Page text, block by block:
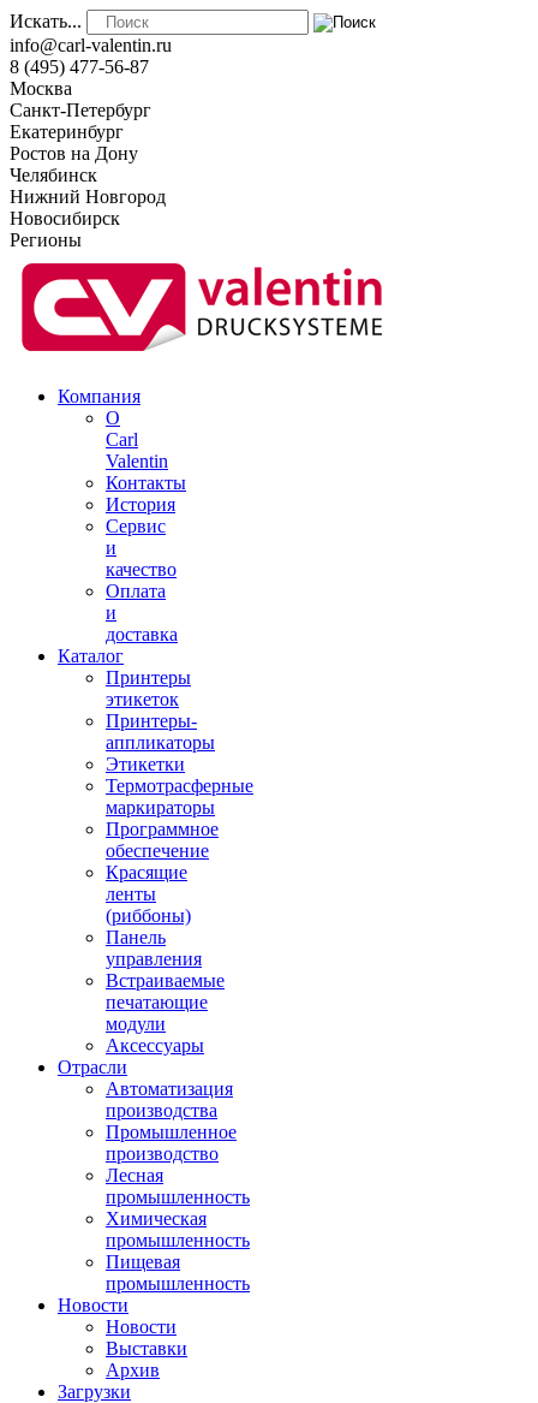
Искать...
info@carl-valentin.ru
8 (495) 477-56-87
Москва
Санкт-Петербург
Екатеринбург
Ростов на Дону
Челябинск
Нижний Новгород
Новосибирск
Регионы
Компания
О
Carl
Valentin
Контакты
История
Сервис
и
качество
Оплата
и
доставка
Каталог
Принтеры
этикеток
Принтеры-
аппликаторы
Этикетки
Термотрасферные
маркираторы
Программное
обеспечение
Красящие
ленты
(риббоны)
Панель
управления
Встраиваемые
печатающие
модули
Аксессуары
Отрасли
Автоматизация
производства
Промышленное
производство
Лесная
промышленность
Химическая
промышленность
Пищевая
промышленность
Новости
Новости
Выставки
Архив
Загрузки